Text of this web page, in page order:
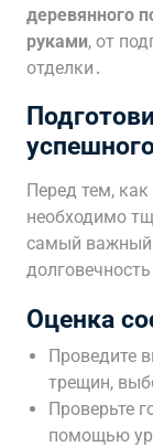
деревянного
руками, от
отделки․
Перед тем, как
необходимо
самый важный
Оценка
Проведите
трещин,
Проверьте
помощью